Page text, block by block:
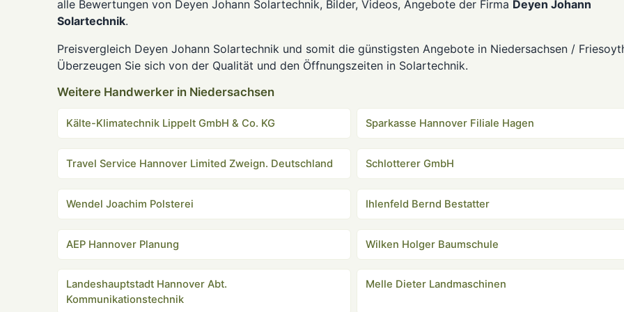
alle Bewertungen von Deyen Johann Solartechnik, Bilder, Videos, Angebote der Firma Deyen Johann
Solartechnik.
Preisvergleich Deyen Johann Solartechnik und somit die günstigsten Angebote in Niedersachsen /
Überzeugen Sie sich von der Qualität und den Öffnungszeiten in Solartechnik.
Weitere Handwerker in Niedersachsen
Kälte-Klimatechnik Lippelt GmbH & Co. KG Sparkasse Hannover Filiale Hagen
Travel Service Hannover Limited Zweign. Deutschland Schlotterer GmbH
Wendel Joachim Polsterei Ihlenfeld Bernd Bestatter
AEP Hannover Planung Wilken Holger Baumschule
Landeshauptstadt Hannover Abt.
Kommunikationstechnik
Melle Dieter Landmaschinen